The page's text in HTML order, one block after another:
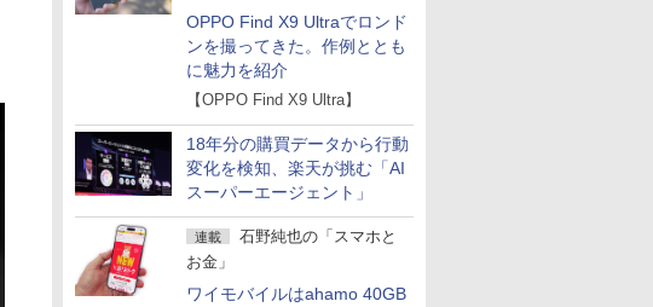
OPPO Find X9 Ultraでロンド
ンを撮ってきた。作例ととも
に魅力を紹介
【OPPO Find X9 Ultra】
18年分の購買データから行動
変化を検知、楽天が挑む「AI
スーパーエージェント」
連載
石野純也の「スマホと
お金」
ワイモバイルはahamo 40GB